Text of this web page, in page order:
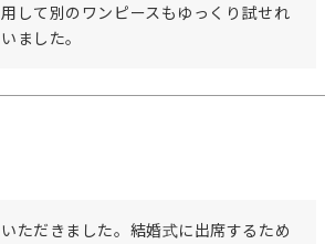
して別のワンピースもゆっくり試せれ
ました。
ただきました。結婚式に出席するため